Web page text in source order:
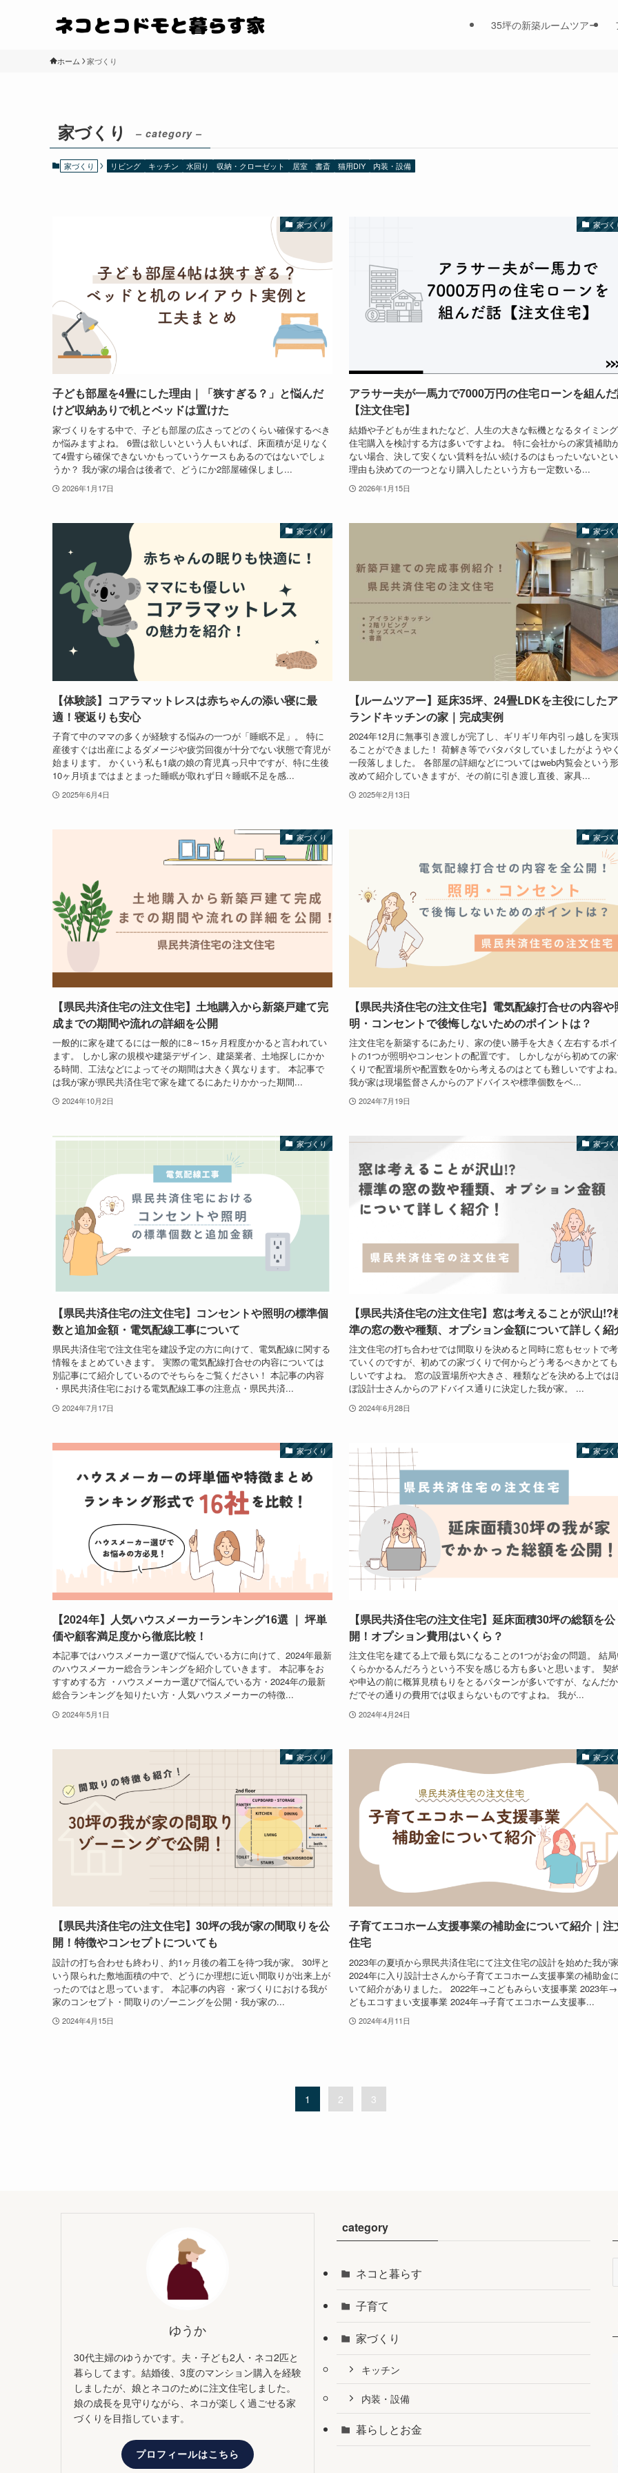
35坪の新築ルームツアー
ホーム 家づくり
家づくり – category –
家づくり リビング キッチン 水回り 収納・クローゼット 居室 書斎 猫用DIY 内装・設備
家づくり
子ども部屋を4畳にした理由｜「狭すぎる？」と悩んだ
けど収納ありで机とベッドは置けた
家づくりをする中で、子ども部屋の広さってどのくらい確保するべき
か悩みますよね。 6畳は欲しいという人もいれば、床面積が足りなく
て4畳すら確保できないかもっていうケースもあるのではないでしょ
うか？ 我が家の場合は後者で、どうにか2部屋確保しまし...
2026年1月17日
家づく
アラサー夫が一馬力で7000万円の住宅ローンを組ん
【注文住宅】
結婚や子どもが生まれたなど、人生の大きな転機となるタイミン
住宅購入を検討する方は多いですよね。 特に会社からの家賃補助
ない場合、決して安くない賃料を払い続けるのはもったいないと
理由も決めての一つとなり購入したという方も一定数いる...
2026年1月15日
家づくり
【体験談】コアラマットレスは赤ちゃんの添い寝に最
適！寝返りも安心
子育て中のママの多くが経験する悩みの一つが「睡眠不足」。 特に
産後すぐは出産によるダメージや疲労回復が十分でない状態で育児が
始まります。 かくいう私も1歳の娘の育児真っ只中ですが、特に生後
10ヶ月頃まではまとまった睡眠が取れず日々睡眠不足を感...
2025年6月4日
家づく
【ルームツアー】延床35坪、24畳LDKを主役にした
ランドキッチンの家｜完成実例
2024年12月に無事引き渡しが完了し、ギリギリ年内引っ越しを実
ることができました！ 荷解き等でバタバタしていましたがようやく
一段落しました。 各部屋の詳細などについてはweb内覧会という
改めて紹介していきますが、その前に引き渡し直後、家具...
2025年2月13日
家づくり
【県民共済住宅の注文住宅】土地購入から新築戸建て完
成までの期間や流れの詳細を公開
一般的に家を建てるには一般的に8～15ヶ月程度かかると言われてい
ます。 しかし家の規模や建築デザイン、建築業者、土地探しにかか
る時間、工法などによってその期間は大きく異なります。 本記事で
は我が家が県民共済住宅で家を建てるにあたりかかった期間...
2024年10月2日
家づく
【県民共済住宅の注文住宅】電気配線打合せの内容や
明・コンセントで後悔しないためのポイントは？
注文住宅を新築するにあたり、家の使い勝手を大きく左右するポ
トの1つが照明やコンセントの配置です。 しかしながら初めての
くりで配置場所や配置数を0から考えるのはとても難しいですよね。
我が家は現場監督さんからのアドバイスや標準個数をベ...
2024年7月19日
家づくり
【県民共済住宅の注文住宅】コンセントや照明の標準個
数と追加金額・電気配線工事について
県民共済住宅で注文住宅を建設予定の方に向けて、電気配線に関する
情報をまとめていきます。 実際の電気配線打合せの内容については
別記事にて紹介しているのでそちらをご覧ください！ 本記事の内容
・県民共済住宅における電気配線工事の注意点・県民共済...
2024年7月17日
家づく
【県民共済住宅の注文住宅】窓は考えることが沢山!?
準の窓の数や種類、オプション金額について詳しく紹
注文住宅の打ち合わせでは間取りを決めると同時に窓もセットで考
ていくのですが、初めての家づくりで何からどう考るべきかとて
しいですよね。 窓の設置場所や大きさ、種類などを決める上では
ぼ設計士さんからのアドバイス通りに決定した我が家。 ...
2024年6月28日
家づくり
【2024年】人気ハウスメーカーランキング16選 ｜ 坪単
価や顧客満足度から徹底比較！
本記事ではハウスメーカー選びで悩んでいる方に向けて、2024年最新
のハウスメーカー総合ランキングを紹介していきます。 本記事をお
すすめする方 ・ハウスメーカー選びで悩んでいる方・2024年の最新
総合ランキングを知りたい方・人気ハウスメーカーの特徴...
2024年5月1日
家づく
【県民共済住宅の注文住宅】延床面積30坪の総額を公
開！オプション費用はいくら？
注文住宅を建てる上で最も気になることの1つがお金の問題。 結
くらかかるんだろうという不安を感じる方も多いと思います。 契
や申込の前に概算見積もりをとるパターンが多いですが、なんだ
だでその通りの費用では収まらないものですよね。 我が...
2024年4月24日
家づくり
【県民共済住宅の注文住宅】30坪の我が家の間取りを公
開！特徴やコンセプトについても
設計の打ち合わせも終わり、約1ヶ月後の着工を待つ我が家。 30坪と
いう限られた敷地面積の中で、どうにか理想に近い間取りが出来上が
ったのではと思っています。 本記事の内容 ・家づくりにおける我が
家のコンセプト・間取りのゾーニングを公開・我が家の...
2024年4月15日
家づく
子育てエコホーム支援事業の補助金について紹介｜注
住宅
2023年の夏頃から県民共済住宅にて注文住宅の設計を始めた我が家
2024年に入り設計士さんから子育てエコホーム支援事業の補助金
いて紹介がありました。 2022年→こどもみらい支援事業 2023年→
どもエコすまい支援事業 2024年→子育てエコホーム支援事...
2024年4月11日
1 2 3
ゆうか
30代主婦のゆうかです。夫・子ども2人・ネコ2匹と
暮らしてます。結婚後、3度のマンション購入を経験
しましたが、娘とネコのために注文住宅しました。
娘の成長を見守りながら、ネコが楽しく過ごせる家
づくりを目指しています。
プロフィールはこちら
category
ネコと暮らす
子育て
家づくり
キッチン
内装・設備
暮らしとお金